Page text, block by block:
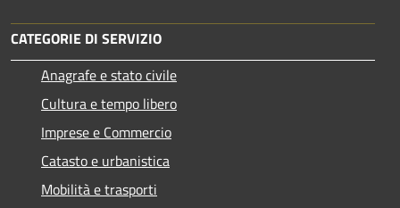
CATEGORIE DI SERVIZIO
Anagrafe e stato civile
Cultura e tempo libero
Imprese e Commercio
Catasto e urbanistica
Mobilità e trasporti